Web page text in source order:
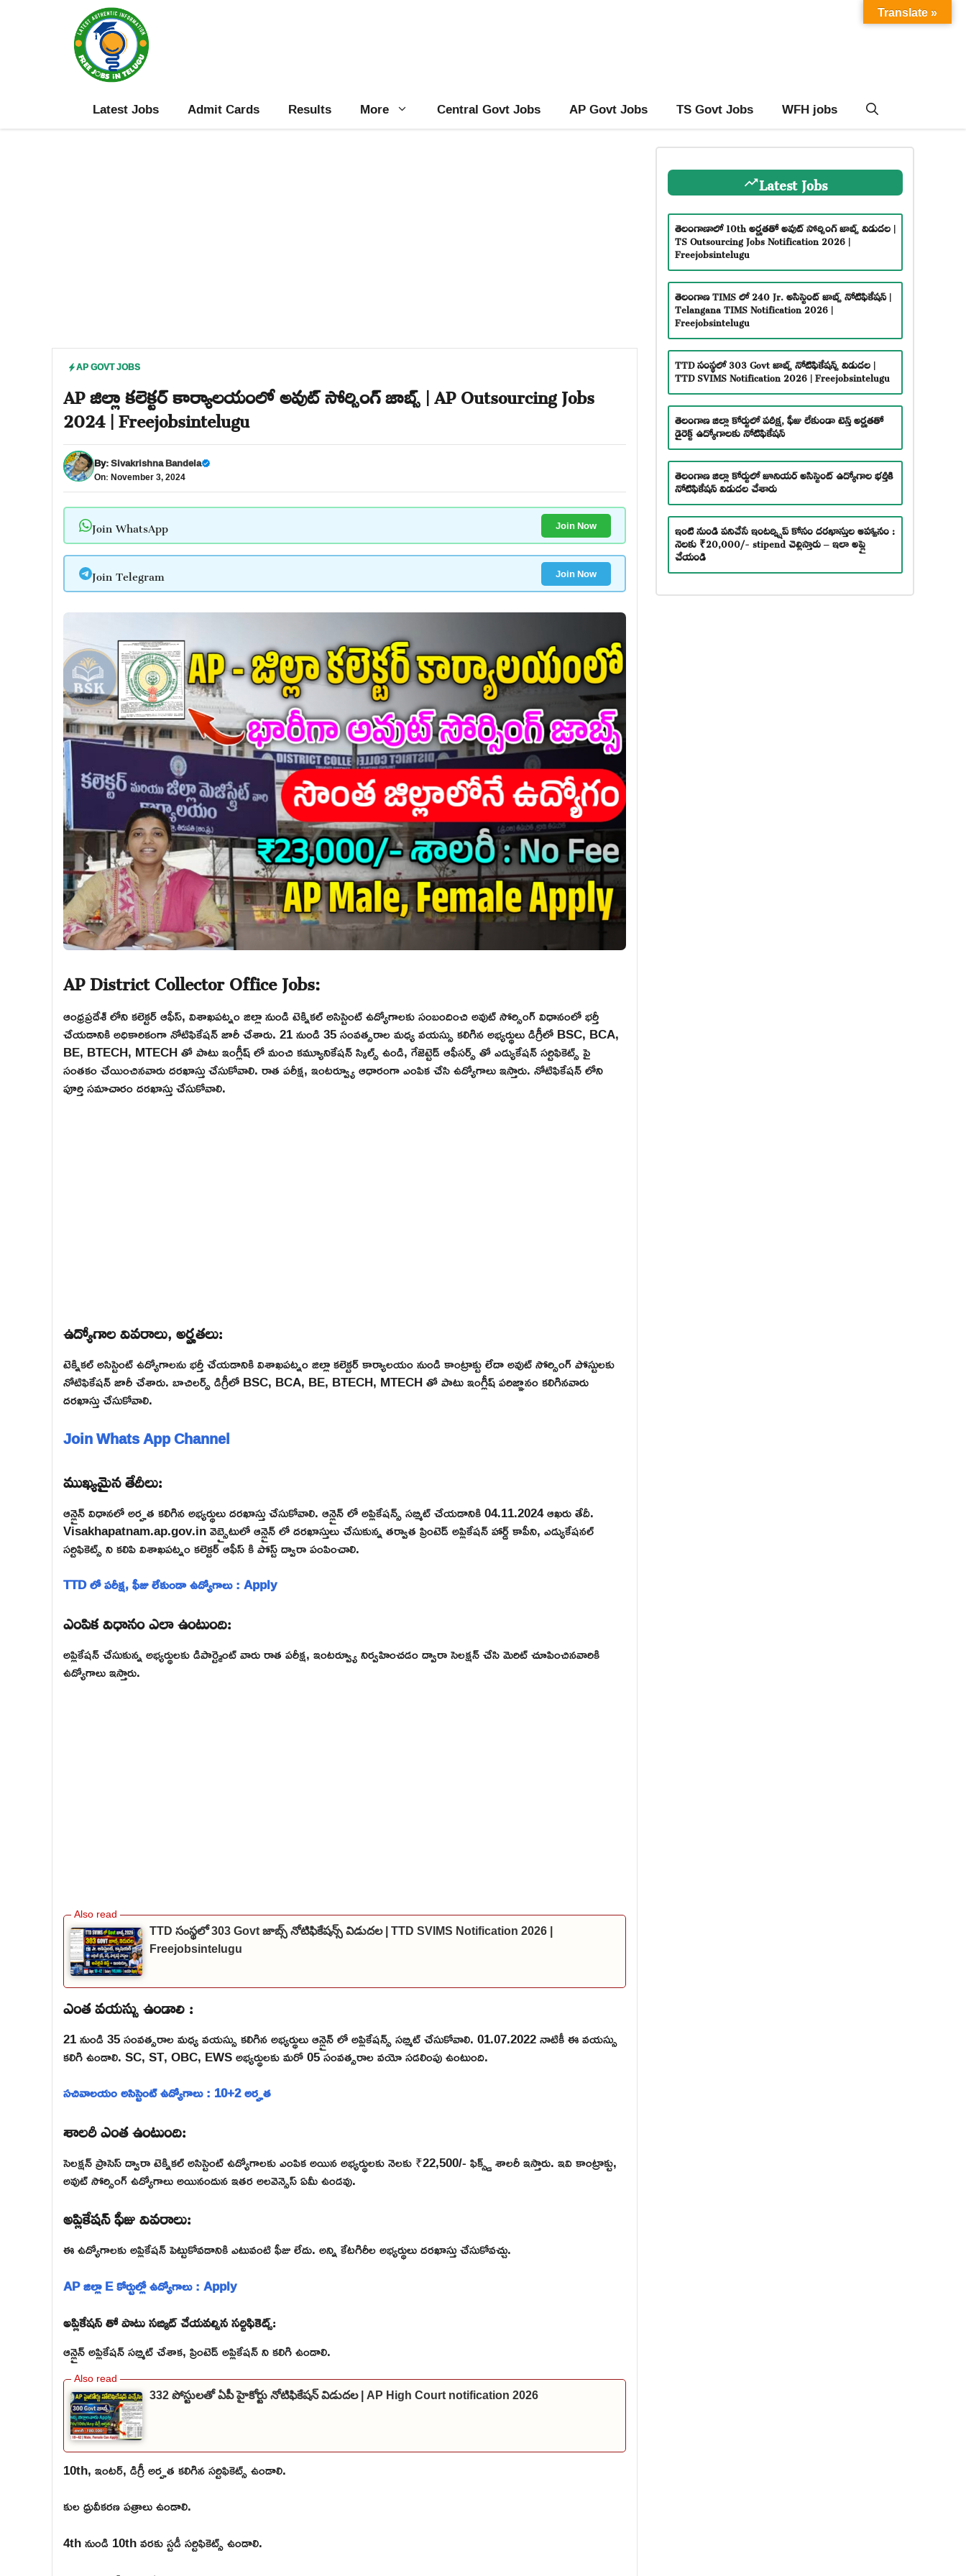
Latest Jobs Admit Cards Results More Central Govt Jobs AP Govt Jobs TS Govt Jobs WFH jobs
AP GOVT JOBS
AP జిల్లా కలెక్టర్ కార్యాలయంలో అవుట్ సోర్సింగ్ జాబ్స్ | AP Outsourcing Jobs
2024 | Freejobsintelugu
By:Sivakrishna Bandela
On: November 3, 2024
Join WhatsApp Join Now
Join Telegram Join Now
AP District Collector Office Jobs:
ఆంధ్రప్రదేశ్ లోని కలెక్టర్ ఆఫీస్, విశాఖపట్నం జిల్లా నుండి టెక్నికల్ అసిస్టెంట్ ఉద్యోగాలకు సంబందించి అవుట్ సోర్సింగ్ విధానంలో భర్తీ
చేయడానికి అధికారికంగా నోటిఫికేషన్ జారీ చేశారు. 21 నుండి 35 సంవత్సరాల మధ్య వయస్సు కలిగిన అభ్యర్థులు డిగ్రీలో BSC, BCA,
BE, BTECH, MTECH తో పాటు ఇంగ్లీష్ లో మంచి కమ్యూనికేషన్ స్కిల్స్ ఉండి, గేజెట్టెడ్ ఆఫీసర్స్ తో ఎడ్యుకేషన్ సర్టిఫికెట్స్ పై
సంతకం చేయించినవారు దరఖాస్తు చేసుకోవాలి. రాత పరీక్ష, ఇంటర్వ్యూ ఆధారంగా ఎంపిక చేసి ఉద్యోగాలు ఇస్తారు. నోటిఫికేషన్ లోని
పూర్తి సమాచారం దరఖాస్తు చేసుకోవాలి.
ఉద్యోగాల వివరాలు, అర్హతలు:
టెక్నికల్ అసిస్టెంట్ ఉద్యోగాలను భర్తీ చేయడానికి విశాఖపట్నం జిల్లా కలెక్టర్ కార్యాలయం నుండి కాంట్రాక్టు లేదా అవుట్ సోర్సింగ్ పోస్టులకు
నోటిఫికేషన్ జారీ చేశారు. బాచిలర్స్ డిగ్రీలో BSC, BCA, BE, BTECH, MTECH తో పాటు ఇంగ్లీష్ పరిజ్ఞానం కలిగినవారు
దరఖాస్తు చేసుకోవాలి.
Join Whats App Channel
ముఖ్యమైన తేదీలు:
ఆన్లైన్ విధానలో అర్హత కలిగిన అభ్యర్థులు దరఖాస్తు చేసుకోవాలి. ఆన్లైన్ లో అప్లికేషన్స్ సబ్మిట్ చేయడానికి 04.11.2024 ఆఖరు తేదీ.
Visakhapatnam.ap.gov.in వెబ్సైటులో ఆన్లైన్ లో దరఖాస్తులు చేసుకున్న తర్వాత ప్రింటెడ్ అప్లికేషన్ హార్డ్ కాపీని, ఎడ్యుకేషనల్
సర్టిఫికెట్స్ ని కలిపి విశాఖపట్నం కలెక్టర్ ఆఫీస్ కి పోస్ట్ ద్వారా పంపించాలి.
TTD లో పరీక్ష, ఫీజు లేకుండా ఉద్యోగాలు : Apply
ఎంపిక విధానం ఎలా ఉంటుంది:
అప్లికేషన్ చేసుకున్న అభ్యర్థులకు డిపార్ట్మెంట్ వారు రాత పరీక్ష, ఇంటర్వ్యూ నిర్వహించడం ద్వారా సెలక్షన్ చేసి మెరిట్ చూపించినవారికి
ఉద్యోగాలు ఇస్తారు.
TTD సంస్థలో 303 Govt జాబ్స్ నోటిఫికేషన్స్ విడుదల | TTD SVIMS Notification 2026 |
Freejobsintelugu
ఎంత వయస్సు ఉండాలి :
21 నుండి 35 సంవత్సరాల మధ్య వయస్సు కలిగిన అభ్యర్థులు ఆన్లైన్ లో అప్లికేషన్స్ సబ్మిట్ చేసుకోవాలి. 01.07.2022 నాటికీ ఈ వయస్సు
కలిగి ఉండాలి. SC, ST, OBC, EWS అభ్యర్థులకు మరో 05 సంవత్సరాల వయో సడలింపు ఉంటుంది.
సచివాలయం అసిస్టెంట్ ఉద్యోగాలు : 10+2 అర్హత
శాలరీ ఎంత ఉంటుంది:
సెలక్షన్ ప్రాసెస్ ద్వారా టెక్నికల్ అసిస్టెంట్ ఉద్యోగాలకు ఎంపిక అయిన అభ్యర్థులకు నెలకు ₹22,500/- ఫిక్స్డ్ శాలరీ ఇస్తారు. ఇవి కాంట్రాక్టు,
అవుట్ సోర్సింగ్ ఉద్యోగాలు అయినందున ఇతర అలవెన్సెస్ ఏమీ ఉండవు.
అప్లికేషన్ ఫీజు వివరాలు:
ఈ ఉద్యోగాలకు అప్లికేషన్ పెట్టుకోవడానికి ఎటువంటి ఫీజు లేదు. అన్ని కేటగిరీల అభ్యర్థులు దరఖాస్తు చేసుకోవచ్చు.
AP జిల్లా E కోర్టుల్లో ఉద్యోగాలు : Apply
అప్లికేషన్ తో పాటు సబ్మిట్ చేయవల్సిన సర్టిఫికెట్స్:
ఆన్లైన్ అప్లికేషన్ సబ్మిట్ చేశాక, ప్రింటెడ్ అప్లికేషన్ ని కలిగి ఉండాలి.
332 పోస్టులతో ఏపీ హైకోర్టు నోటిఫికేషన్ విడుదల | AP High Court notification 2026
10th, ఇంటర్, డిగ్రీ అర్హత కలిగిన సర్టిఫికెట్స్ ఉండాలి.
కుల ధ్రువీకరణ పత్రాలు ఉండాలి.
4th నుండి 10th వరకు స్టడీ సర్టిఫికెట్స్ ఉండాలి.
Latest Jobs
తెలంగాణాలో 10th అర్హతతో అవుట్ సోర్సింగ్ జాబ్స్ విడుదల |
TS Outsourcing Jobs Notification 2026 |
Freejobsintelugu
తెలంగాణ TIMS లో 240 Jr. అసిస్టెంట్ జాబ్స్ నోటిఫికేషన్ |
Telangana TIMS Notification 2026 |
Freejobsintelugu
TTD సంస్థలో 303 Govt జాబ్స్ నోటిఫికేషన్స్ విడుదల |
TTD SVIMS Notification 2026 | Freejobsintelugu
తెలంగాణ జిల్లా కోర్టులో పరీక్ష, ఫీజు లేకుండా టెన్త్ అర్హతతో
డైరెక్ట్ ఉద్యోగాలకు నోటిఫికేషన్
తెలంగాణ జిల్లా కోర్టులో జూనియర్ అసిస్టెంట్ ఉద్యోగాల భర్తీకి
నోటిఫికేషన్ విడుదల చేశారు
ఇంటి నుండి పనిచేసే ఇంటర్న్షిప్ కోసం దరఖాస్తుల ఆహ్వానం :
నెలకు ₹20,000/- stipend చెల్లిస్తారు – ఇలా అప్లై
చేయండి
Translate »